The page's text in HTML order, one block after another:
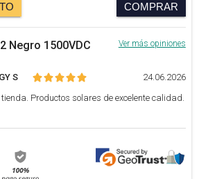
COMPRAR
Negro 1500VDC
Ver más opiniones
S
24.06.2026
tienda. Productos solares de excelente calidad.